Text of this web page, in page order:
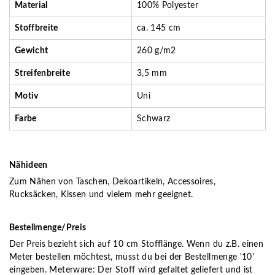
Material 100% Polyester
Stoffbreite ca. 145 cm
Gewicht 260 g/m2
Streifenbreite 3,5 mm
Motiv Uni
Farbe Schwarz
Nähideen
Zum Nähen von Taschen, Dekoartikeln, Accessoires,
Rucksäcken, Kissen und vielem mehr geeignet.
Bestellmenge/Preis
Der Preis bezieht sich auf 10 cm Stofflänge. Wenn du z.B. einen
Meter bestellen möchtest, musst du bei der Bestellmenge '10'
eingeben. Meterware: Der Stoff wird gefaltet geliefert und ist